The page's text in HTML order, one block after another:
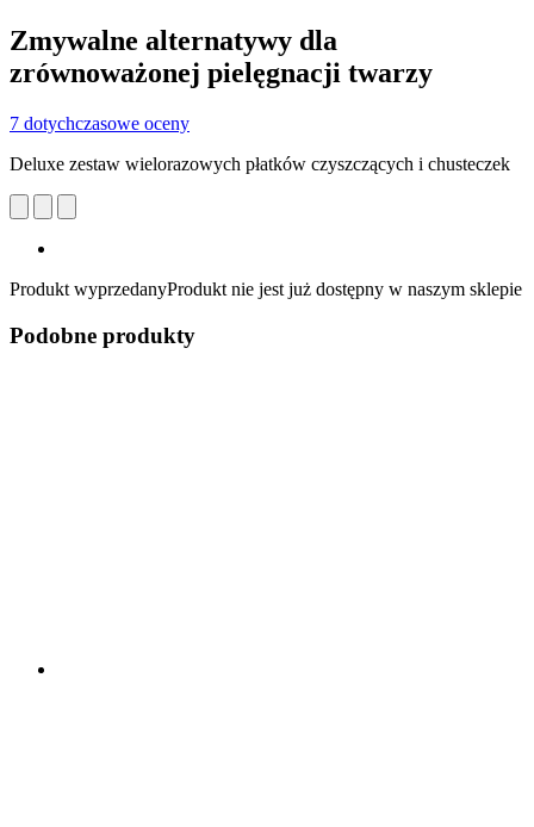
Zmywalne alternatywy dla
zrównoważonej pielęgnacji twarzy
7 dotychczasowe oceny
Deluxe zestaw wielorazowych płatków czyszczących i chusteczek
Produkt wyprzedanyProdukt nie jest już dostępny w naszym sklepie
Podobne produkty